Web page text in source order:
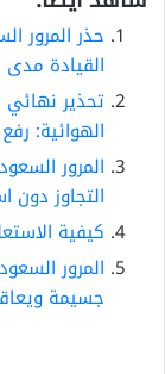
حذر المرور
القيادة
تحذير
الهوائية:
المرور
التجاوز دون
كيفية
المرور
جسيمة